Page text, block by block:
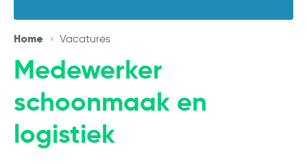
Home Vacatures
Medewerker
schoonmaak en
logistiek